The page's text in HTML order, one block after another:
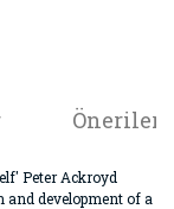
Peter Ackroyd
and development of a